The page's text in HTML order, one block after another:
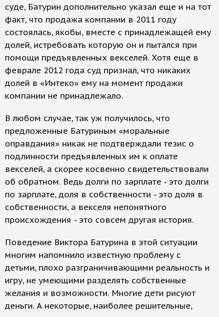
суде, Батурин дополнительно указал еще и на тот
факт, что продажа компании в 2011 году
состоялась, якобы, вместе с принадлежащей ему
долей, истребовать которую он и пытался при
помощи предъявленных векселей. Хотя еще в
феврале 2012 года суд признал, что никаких
долей в «Интеко» ему на момент продажи
компании не принадлежало.
В любом случае, так уж получилось, что
предложенные Батуриным «моральные
оправдания» никак не подтверждали тезис о
подлинности предъявленных им к оплате
векселей, а скорее косвенно свидетельствовали
об обратном. Ведь долги по зарплате - это долги
по зарплате, доля в собственности - это доля в
собственности, а векселя непонятного
происхождения - это совсем другая история.
Поведение Виктора Батурина в этой ситуации
многим напомнило известную проблему с
детьми, плохо разграничивающими реальность и
игру, не умеющими разделять собственные
желания и возможности. Многие дети рисуют
деньги. А некоторые, наиболее решительные,